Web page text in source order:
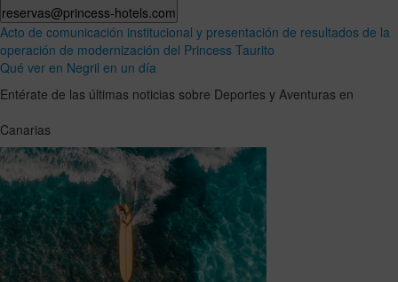
reservas@princess-hotels.com
Acto de comunicación institucional y presentación de resultados de la
operación de modernización del Princess Taurito
Qué ver en Negril en un día
Entérate de las últimas noticias sobre Deportes y Aventuras en
Canarias